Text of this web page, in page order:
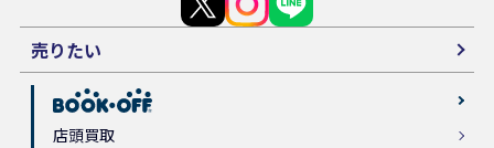
売りたい
店頭買取